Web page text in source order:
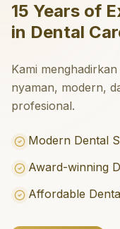
15 Years of
in Dental
Kami
nyaman, modern,
profesional.
Modern Dental
Award-winning
Affordable